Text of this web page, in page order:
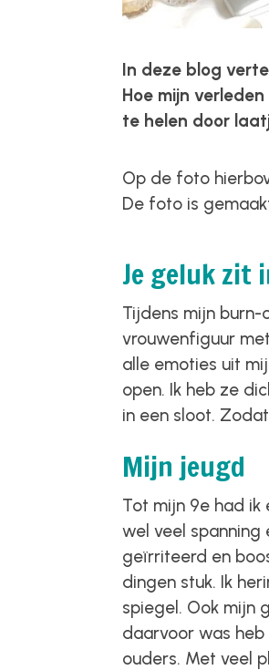
In deze blog
Hoe mijn
te helen door
Op de foto
De foto is
Je geluk zit
Tijdens mijn
vrouwenfiguur
alle emoties uit
open. Ik heb ze
in een sloot.
Mijn jeugd
Tot mijn 9e had ik
wel veel spanning
geïrriteerd en
dingen stuk. Ik
spiegel. Ook mijn
daarvoor was
ouders. Met veel